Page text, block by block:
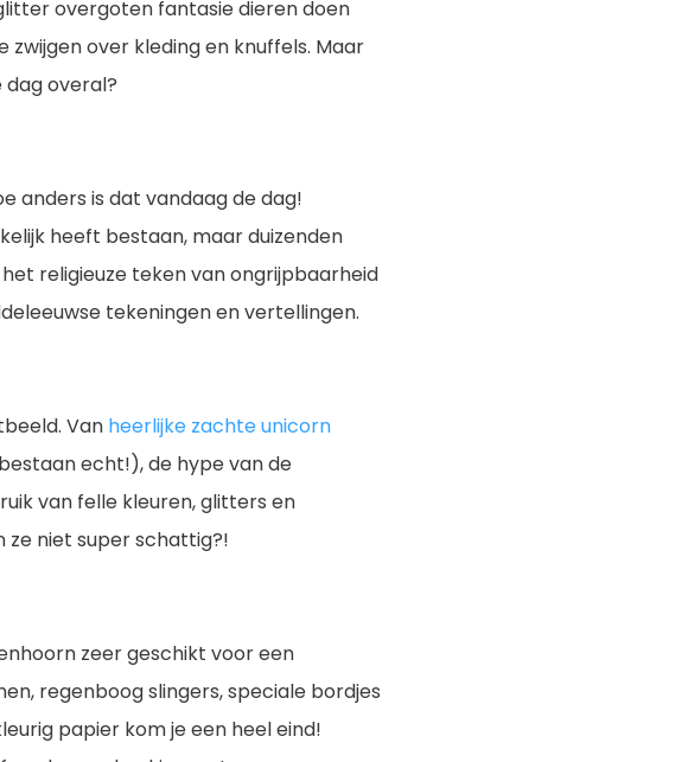
overgoten fantasie dieren doen
over kleding en knuffels. Maar
dag overal?
anders is dat vandaag de dag!
heeft bestaan, maar duizenden
religieuze teken van ongrijpbaarheid
tekeningen en vertellingen.
Van heerlijke zachte unicorn
echt!), de hype van de
van felle kleuren, glitters en
ze niet super schattig?!
zeer geschikt voor een
regenboog slingers, speciale bordjes
papier kom je een heel eind!